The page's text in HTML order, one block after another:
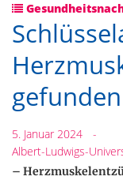
gefunden
5. Januar 2024
-
Albert-Ludwigs-
–